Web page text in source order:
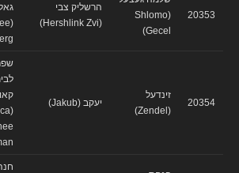
20353
(Shlomo
Gecel)
הרשליק צבי
nee
20354
זינדעל
יעקב (Jakub)
שפרינצה
קאופמאן
חנה